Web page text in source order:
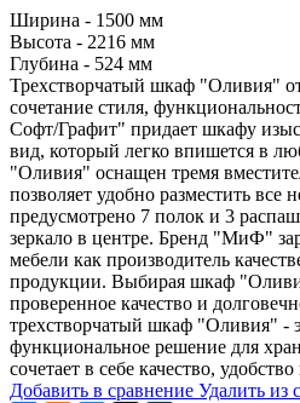
Ширина - 1500 мм
Высота - 2216 мм
Глубина - 524 мм
Трехстворчатый шкаф "Оливия"
сочетание стиля,
Софт/Графит" придает шкафу
вид, который легко впишется в
"Оливия" оснащен тремя
позволяет удобно разместить
предусмотрено 7 полок и 3
зеркало в центре. Бренд "МиФ"
мебели как производитель
продукции. Выбирая шкаф
проверенное качество и
трехстворчатый шкаф "Оливия" -
функциональное решение для
сочетает в себе качество,
Добавить в сравнение Удалить из